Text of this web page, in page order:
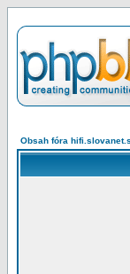
Obsah fóra